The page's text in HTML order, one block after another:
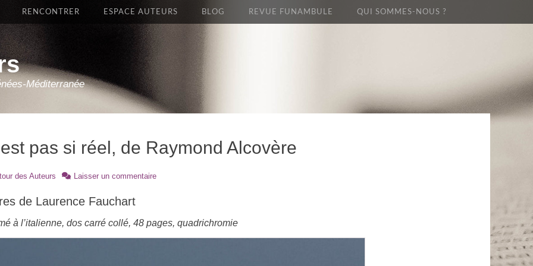
Méditerranée
RENCONTRER ESPACE AUTEURS BLOG REVUE FUNAMBULE QUI SOMMES-NOUS ?
pas si réel, de Raymond Alcovère
des Auteurs Laisser un commentaire
de Laurence Fauchart
à l’italienne, dos carré collé, 48 pages, quadrichromie